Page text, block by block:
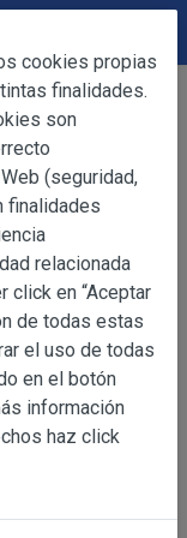
regulan la
titular ALBERT
los productos
cookies propias
finalidades.
son
(seguridad,
finalidades
relacionada
click en “Aceptar
de todas estas
el uso de todas
en el botón
información
haz click